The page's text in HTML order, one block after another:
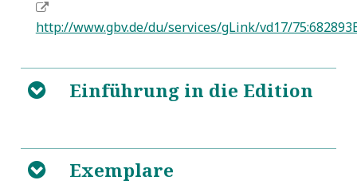
http://www.gbv.de/du/services/gLink/vd17/
B Einführung in die Edition
1
Zur Entstehung der Predigt
B Exemplare